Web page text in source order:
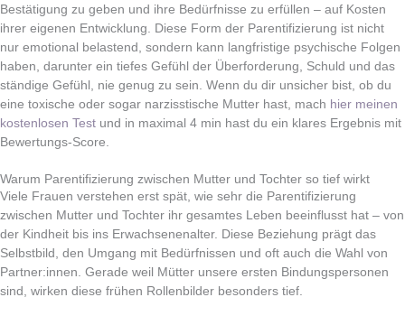
Bestätigung zu geben und ihre Bedürfnisse zu erfüllen – auf Kosten
ihrer eigenen Entwicklung. Diese Form der Parentifizierung ist nicht
nur emotional belastend, sondern kann langfristige psychische Folgen
haben, darunter ein tiefes Gefühl der Überforderung, Schuld und das
ständige Gefühl, nie genug zu sein. Wenn du dir unsicher bist, ob du
eine toxische oder sogar narzisstische Mutter hast, mach hier meinen
kostenlosen Test und in maximal 4 min hast du ein klares Ergebnis mit
Bewertungs-Score.
Warum Parentifizierung zwischen Mutter und Tochter so tief wirkt
Viele Frauen verstehen erst spät, wie sehr die Parentifizierung
zwischen Mutter und Tochter ihr gesamtes Leben beeinflusst hat – von
der Kindheit bis ins Erwachsenenalter. Diese Beziehung prägt das
Selbstbild, den Umgang mit Bedürfnissen und oft auch die Wahl von
Partner:innen. Gerade weil Mütter unsere ersten Bindungspersonen
sind, wirken diese frühen Rollenbilder besonders tief.